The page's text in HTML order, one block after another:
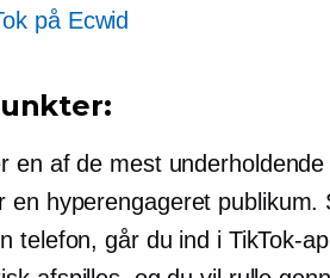
på Ecwid
en af ​​de mest
en hyperengageret publikum.
telefon, går du ind i TikTok-